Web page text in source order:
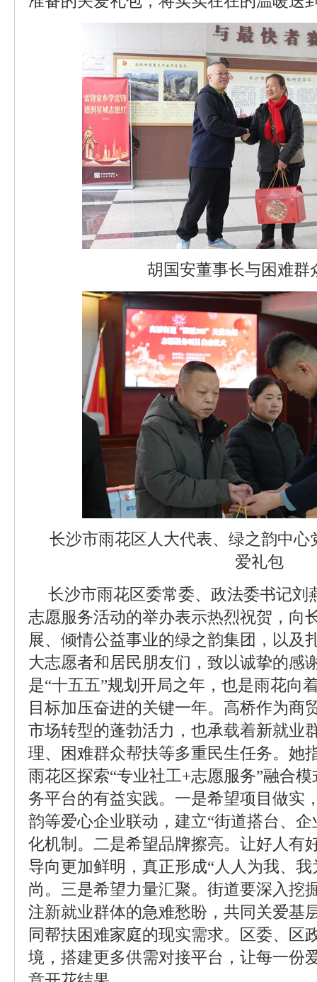
胡国安董事长与困难群
长沙市雨花区人大代表、绿之韵中
爱礼包
长沙市雨花区委常委、政法委书记刘
志愿服务活动的举办表示热烈祝贺，向
展、倾情公益事业的绿之韵集团，以及
大志愿者和居民朋友们，致以诚挚的感
是“十五五”规划开局之年，也是雨花向
目标加压奋进的关键一年。高桥作为商
市场转型的蓬勃活力，也承载着新就业
理、困难群众帮扶等多重民生任务。她
雨花区探索“专业社工+志愿服务”融合
务平台的有益实践。一是希望项目做实
韵等爱心企业联动，建立“街道搭台、
化机制。二是希望品牌擦亮。让好人有
导向更加鲜明，真正形成“人人为我、
尚。三是希望力量汇聚。街道要深入挖
注新就业群体的急难愁盼，共同关爱基
同帮扶困难家庭的现实需求。区委、区
境，搭建更多供需对接平台，让每一份